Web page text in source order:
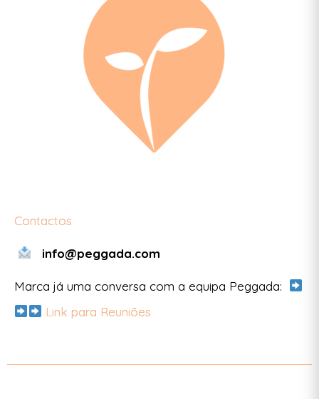
Contactos
info@peggada.com
Marca já uma conversa com a equipa Peggada:
Link para Reuniões